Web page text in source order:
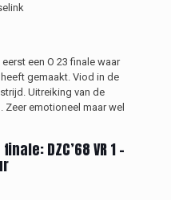
een O 23 finale waar
gemaakt. Viod in de
Uitreiking van de
Zeer emotioneel maar wel
finale:DZC’68 VR 1–